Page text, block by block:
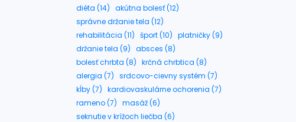
diéta (14) akútna bolesť (12)
správne držanie tela (12)
rehabilitácia (11) šport (10) platničky (9)
držanie tela (9) absces (8)
bolesť chrbta (8) krčná chrbtica (8)
alergia (7) srdcovo-cievny systém (7)
kĺby (7) kardiovaskulárne ochorenia (7)
rameno (7) masáž (6)
seknutie v krížoch liečba (6)